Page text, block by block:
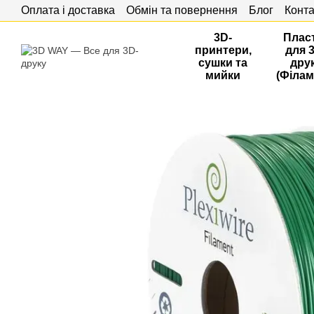
Перейти до основного контенту
Оплата і доставка Обмін та повернення Блог
3D-
принтери,
сушки та
мийки
для